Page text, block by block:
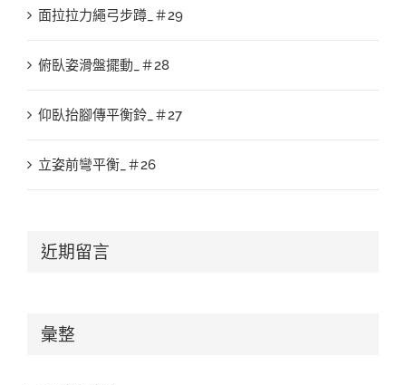
面拉拉力繩弓步蹲_＃29
俯臥姿滑盤擺動_＃28
仰臥抬腳傳平衡鈴_＃27
立姿前彎平衡_＃26
近期留言
彙整